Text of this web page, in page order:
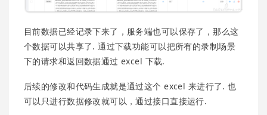
目前数据已经记录下来了，服务端也可以保存了，那么这
个数据可以共享了. 通过下载功能可以把所有的录制场景
下的请求和返回数据通过 excel 下载.
后续的修改和代码生成就是通过这个 excel 来进行了. 也
可以只进行数据修改就可以，通过接口直接运行.